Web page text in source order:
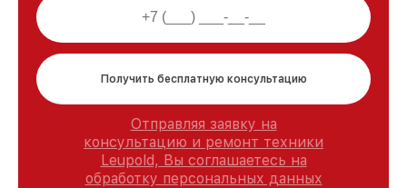
Получить бесплатную консультацию
Отправляя заявку на
консультацию и ремонт техники
Leupold, Вы соглашаетесь на
обработку персональных данных